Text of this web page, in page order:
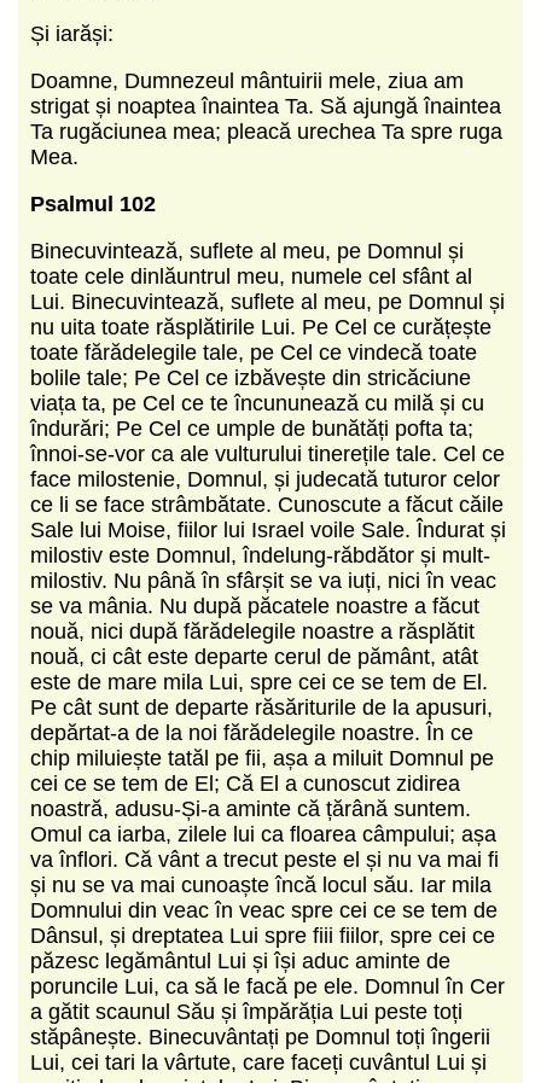
Și iarăși:
Doamne, Dumnezeul mântuirii mele, ziua am
strigat și noaptea înaintea Ta. Să ajungă înaintea
Ta rugăciunea mea; pleacă urechea Ta spre ruga
Mea.
Psalmul 102
Binecuvintează, suflete al meu, pe Domnul și
toate cele dinlăuntrul meu, numele cel sfânt al
Lui. Binecuvintează, suflete al meu, pe Domnul și
nu uita toate răsplătirile Lui. Pe Cel ce curățește
toate fărădelegile tale, pe Cel ce vindecă toate
bolile tale; Pe Cel ce izbăvește din stricăciune
viața ta, pe Cel ce te încununează cu milă și cu
îndurări; Pe Cel ce umple de bunătăți pofta ta;
înnoi-se-vor ca ale vulturului tinerețile tale. Cel ce
face milostenie, Domnul, și judecată tuturor celor
ce li se face strâmbătate. Cunoscute a făcut căile
Sale lui Moise, fiilor lui Israel voile Sale. Îndurat și
milostiv este Domnul, îndelung-răbdător și mult-
milostiv. Nu până în sfârșit se va iuți, nici în veac
se va mânia. Nu după păcatele noastre a făcut
nouă, nici după fărădelegile noastre a răsplătit
nouă, ci cât este departe cerul de pământ, atât
este de mare mila Lui, spre cei ce se tem de El.
Pe cât sunt de departe răsăriturile de la apusuri,
depărtat-a de la noi fărădelegile noastre. În ce
chip miluiește tatăl pe fii, așa a miluit Domnul pe
cei ce se tem de El; Că El a cunoscut zidirea
noastră, adusu-Și-a aminte că țărână suntem.
Omul ca iarba, zilele lui ca floarea câmpului; așa
va înflori. Că vânt a trecut peste el și nu va mai fi
și nu se va mai cunoaște încă locul său. Iar mila
Domnului din veac în veac spre cei ce se tem de
Dânsul, și dreptatea Lui spre fiii fiilor, spre cei ce
păzesc legământul Lui și își aduc aminte de
poruncile Lui, ca să le facă pe ele. Domnul în Cer
a gătit scaunul Său și împărăția Lui peste toți
stăpânește. Binecuvântați pe Domnul toți îngerii
Lui, cei tari la vârtute, care faceți cuvântul Lui și